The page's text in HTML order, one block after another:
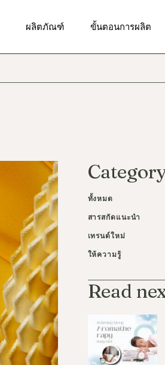
ผลิตภัณฑ์
ผลิตภัณฑ์เพื่อการดูแลผิวรอบ
ดวงตา
ผลิตภัณฑ์ป้องกันแสงแดด
ผลิตภัณฑ์ผลัดเซลล์ผิว
ผลิตภัณฑ์บำรุงผิวกาย
ขั้นตอนการผลิต
ผลิตภัณฑ์ทำความสะอาดผิวหน้า
ผลิตภัณฑ์เพื่อผิวชุ่มชื้น
ผลิตภัณฑ์ผลัดเซลล์ผิว
ผลิตภัณฑ์บำรุงผิวกาย
ทั้งหมด
สารสกัดแนะนำ
เทรนด์ใหม่
ให้ความรู้
Read